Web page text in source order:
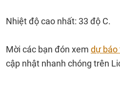
Nhiệt độ cao nhất: 33 độ C.
Mời các bạn đón xem dự báo
cập nhật nhanh chóng trên